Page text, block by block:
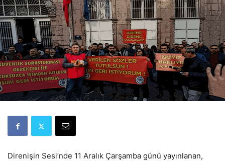
Direnişin Sesi’nde 11 Aralık Çarşamba günü yayınlanan,